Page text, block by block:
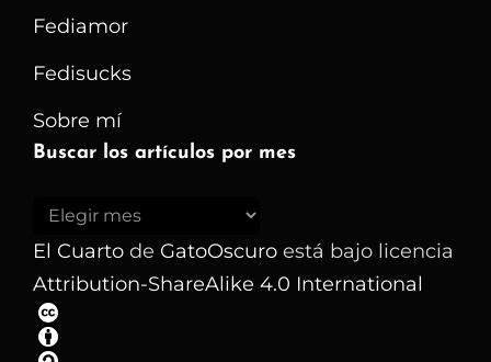
Fediamor
Fedisucks
Sobre mí
Buscar los artículos por mes
Buscar
los
artículos
por
mes
El Cuarto de GatoOscuro está bajo licencia
Attribution-ShareAlike 4.0 International